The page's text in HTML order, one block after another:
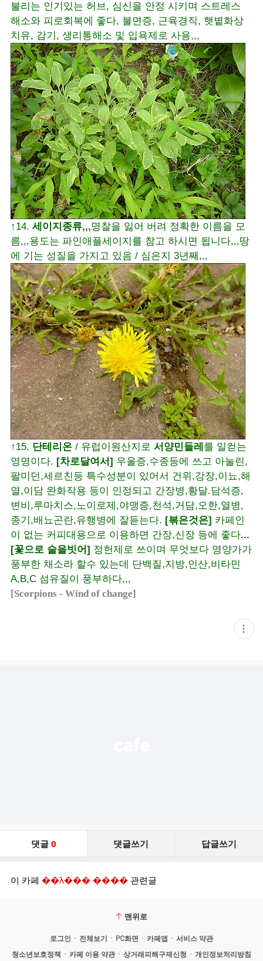
불리는 인기있는 허브, 심신을 안정 시키며 스트레스
해소와 피로회복에 좋다, 불면증, 근육경직, 햇볕화상
치유, 감기, 생리통해소 및 입욕제로 사용,,,
↑14. 세이지종류,,,명찰을 잃어 버려 정확한 이름을 모
름,,,용도는 파인애플세이지를 참고 하시면 됩니다,,,땅
에 기는 성질을 가지고 있음 / 심은지 3년째,,,
↑15. 단테리온 / 유럽이원산지로 서양민들레 를 일컫는
영명이다. [차로달여서] 우울증,수종등에 쓰고 아눌린,
팔미던,세르친등 특수성분이 있어서 건위,강장,이뇨,해
열,이담 완화작용 등이 인정되고 간장병,황달.담석증,
변비,루마치스,노이로제,야맹증,천석,거담,오한,열병,
종기,배뇨곤란,유행병에 잘듣는다. [볶은것은] 카페인
이 없는 커피대용으로 이용하면 간장,신장 등에 좋다...
[꽃으로 술을빗어] 정헌제로 쓰이며 무엇보다 영양가가
풍부한 채소라 할수 있는데 단백질,지방,인산,비타민
A,B,C 섬유질이 풍부하다,,,
[Scorpions - Wind of change]
현
재
댓글 0 댓글쓰기 답글쓰기
이 카페 ��λ��� ���� 관련글
맨위로
로그인 전체보기 PC화면 카페앱
서비스 약관
청소년보호정책
카페 이용 약관 상거래피해구제신청 개인정보처리방침